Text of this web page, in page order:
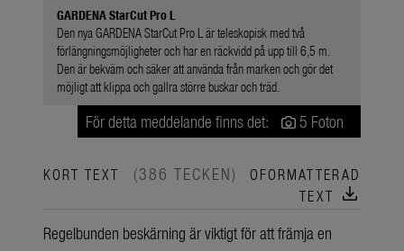
GARDENA StarCut Pro L
Den nya GARDENA StarCut Pro L är teleskopisk med två
förlängningsmöjligheter och har en räckvidd på upp till 6,5 m.
Den är bekväm och säker att använda från marken och gör det
möjligt att klippa och gallra större buskar och träd.
För detta meddelande finns det: 5 Foton
KORT TEXT (386 TECKEN)
OFORMATTERAD
TEXT download
Regelbunden beskärning är viktigt för att främja en